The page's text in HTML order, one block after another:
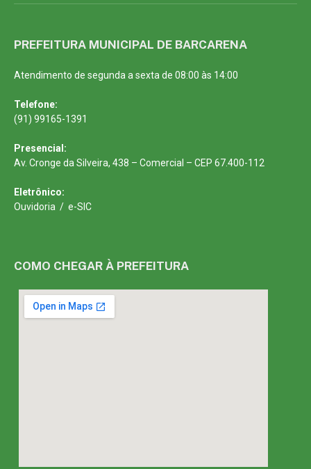
PREFEITURA MUNICIPAL DE BARCARENA
Atendimento de segunda a sexta de 08:00 às 14:00
Telefone:
(91) 99165-1391
Presencial:
Av. Cronge da Silveira, 438 – Comercial – CEP 67.400-112
Eletrônico:
Ouvidoria / e-SIC
COMO CHEGAR À PREFEITURA